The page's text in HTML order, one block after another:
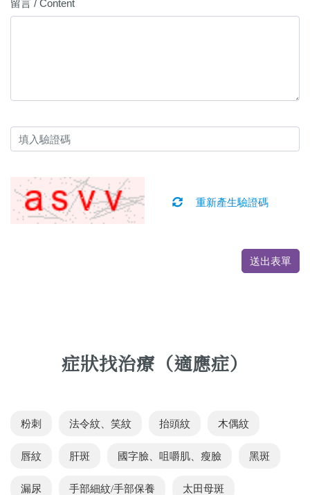
留言 / Content
重新產生驗證碼
送出表單
症狀找治療（適應症）
粉刺 法令紋、笑紋 抬頭紋 木偶紋
唇紋 肝斑 國字臉、咀嚼肌、瘦臉 黑斑
漏尿 手部細紋/手部保養 太田母斑